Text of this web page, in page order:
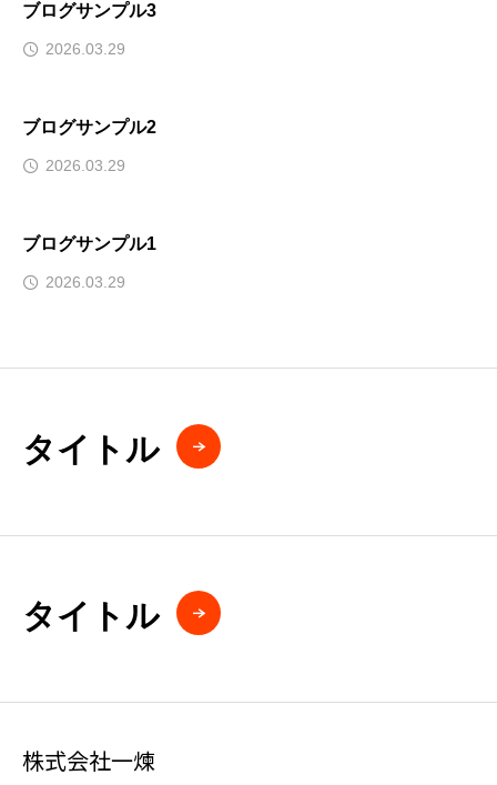
ブログサンプル3
2026.03.29
ブログサンプル2
2026.03.29
ブログサンプル1
2026.03.29
タイトル
タイトル
株式会社一煉